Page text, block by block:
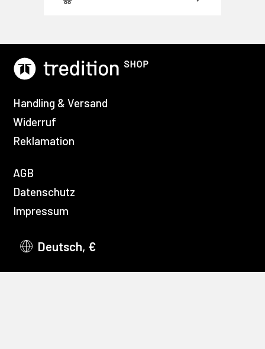
Handling & Versand
Widerruf
Reklamation
AGB
Datenschutz
Impressum
Deutsch, €